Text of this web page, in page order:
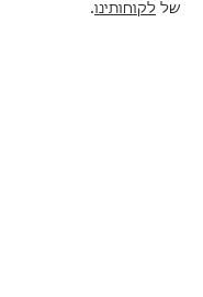
של לקוחותינו.